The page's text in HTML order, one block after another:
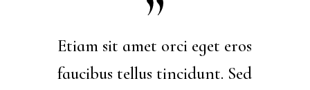
Etiam sit amet orci eget eros
faucibus tellus tincidunt. Sed